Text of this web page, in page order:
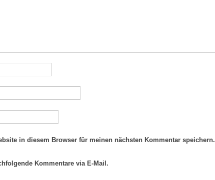
in diesem Browser für meinen nächsten Kommentar speichern.
Kommentare via E-Mail.